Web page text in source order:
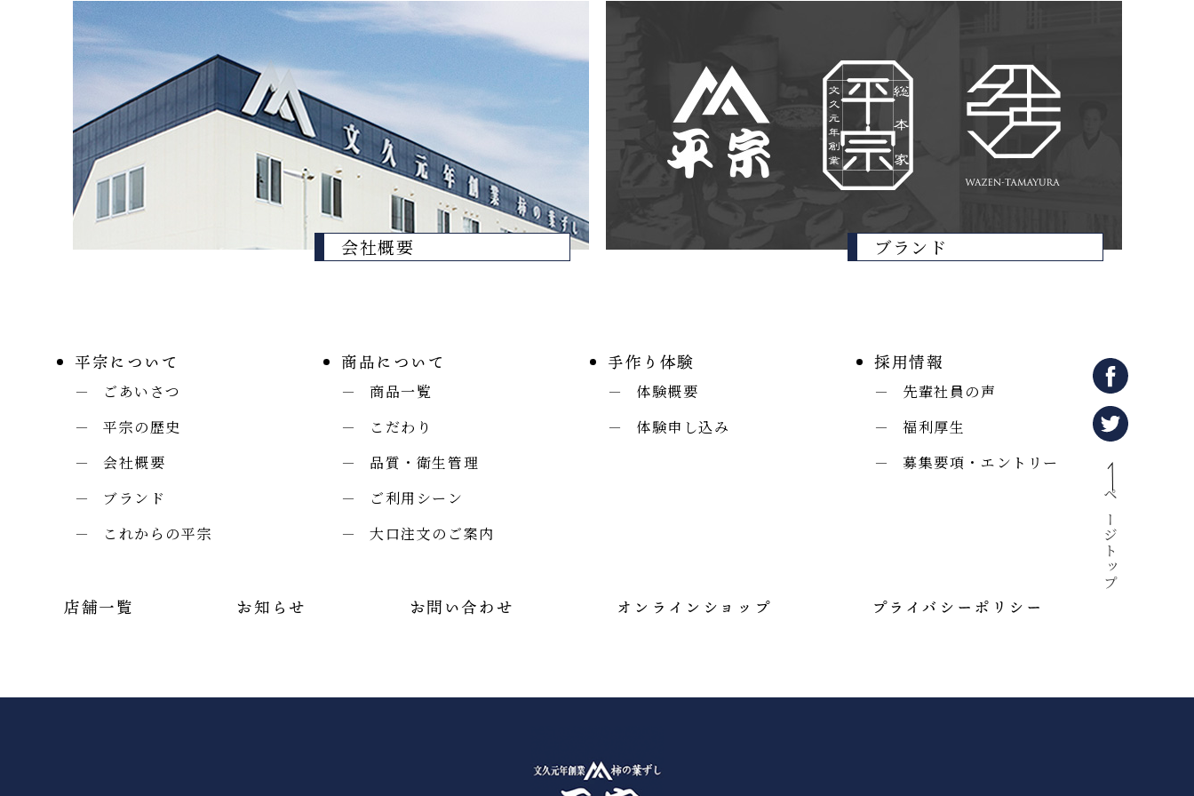
会社概要 ブランド
平宗について
ごあいさつ
平宗の歴史
会社概要
ブランド
これからの平宗
商品について
商品一覧
こだわり
品質・衛生管理
ご利用シーン
大口注文のご案内
手作り体験
体験概要
体験申し込み
採用情報
先輩社員の声
福利厚生
募集要項・エントリー
店舗一覧 お知らせ お問い合わせ オンラインショップ プライバシーポリシー
ページトップ